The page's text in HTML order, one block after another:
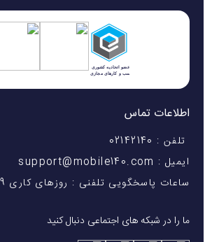
اطلاعات تماس
تلفن : 02142140
ایمیل : support@mobile140.com
ساعات پاسخگویی تلفنی : روزهای کاری 9 الی 21
ما را در شبکه های اجتماعی دنبال کنید